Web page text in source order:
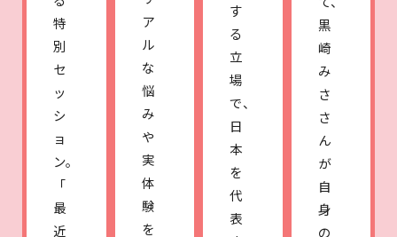
特
別
セ
ッ
シ
ョ
ン。
「
最
近
ア
ル
な
悩
み
や
実
体
験
を
す
る
立
場
で、
日
本
を
代
表
黒
崎
み
さ
さ
ん
が
自
身
の